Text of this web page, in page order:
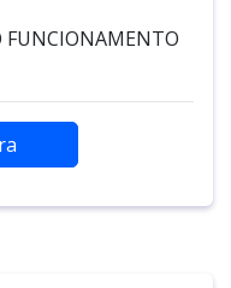
FUNCIONAMENTO